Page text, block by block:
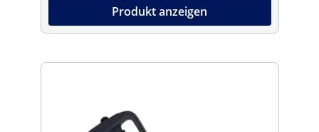
Produkt anzeigen